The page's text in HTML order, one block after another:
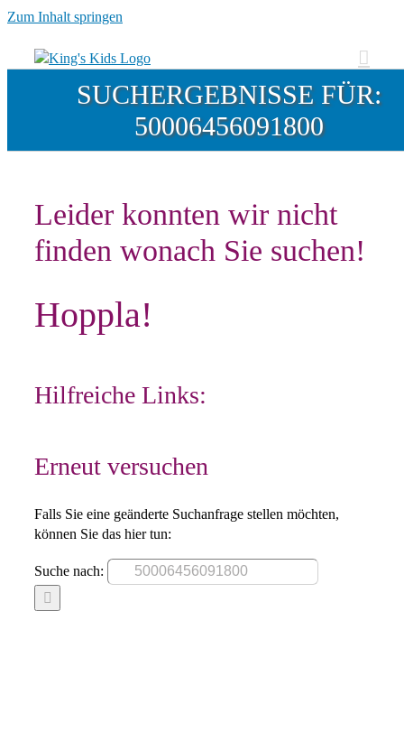
Zum Inhalt springen
SUCHERGEBNISSE FÜR:
50006456091800
Leider konnten wir nicht
finden wonach Sie suchen!
Hoppla!
Hilfreiche Links:
Erneut versuchen
Falls Sie eine geänderte Suchanfrage stellen möchten,
können Sie das hier tun:
Suche nach: